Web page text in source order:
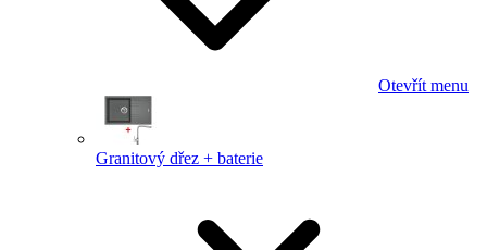
Otevřít menu
Granitový dřez + baterie